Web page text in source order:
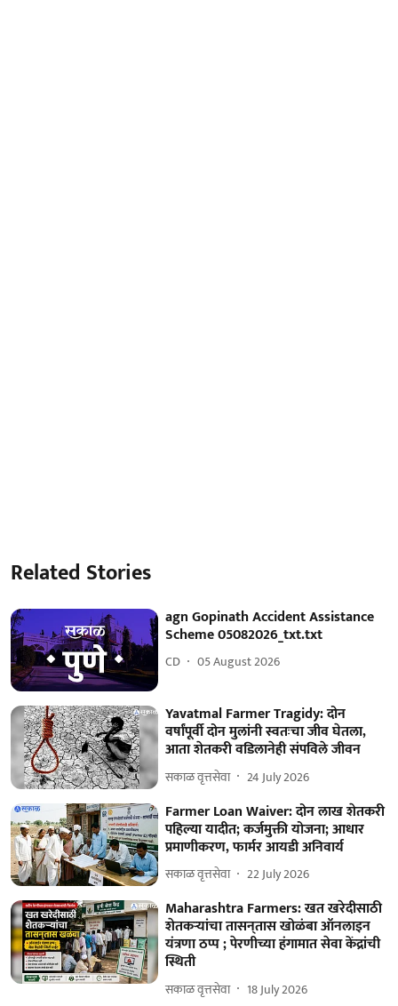
Related Stories
agn Gopinath Accident Assistance
Scheme 05082026_txt.txt
CD 05 August 2026
Yavatmal Farmer Tragidy: दोन
वर्षांपूर्वी दोन मुलांनी स्वतःचा जीव घेतला,
आता शेतकरी वडिलानेही संपविले जीवन
सकाळ वृत्तसेवा 24 July 2026
Farmer Loan Waiver: दोन लाख शेतकरी
पहिल्या यादीत; कर्जमुक्ती योजना; आधार
प्रमाणीकरण, फार्मर आयडी अनिवार्य
सकाळ वृत्तसेवा 22 July 2026
Maharashtra Farmers: खत खरेदीसाठी
शेतकऱ्यांचा तासन्‌तास खोळंबा ऑनलाइन
यंत्रणा ठप्प ; पेरणीच्या हंगामात सेवा केंद्रांची
स्थिती
सकाळ वृत्तसेवा 18 July 2026